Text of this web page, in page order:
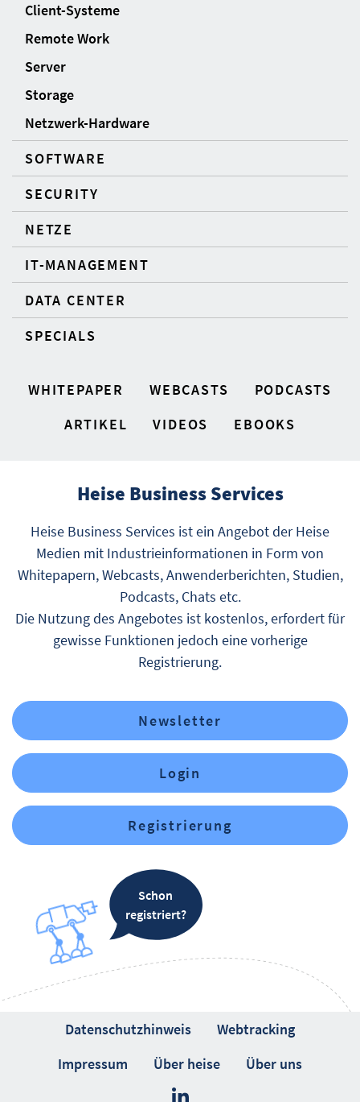
Client-Systeme
Remote Work
Server
Storage
Netzwerk-Hardware
SOFTWARE
SECURITY
NETZE
IT-MANAGEMENT
DATA CENTER
SPECIALS
WHITEPAPER WEBCASTS
PODCASTS
ARTIKEL
VIDEOS EBOOKS
Heise Business Services
Heise Business Services ist ein Angebot der Heise
Medien mit Industrieinformationen in Form von
Whitepapern, Webcasts, Anwenderberichten, Studien,
Podcasts, Chats etc.
Die Nutzung des Angebotes ist kostenlos, erfordert für
gewisse Funktionen jedoch eine vorherige
Registrierung.
Newsletter
Login
Registrierung
Schon
registriert?
Datenschutzhinweis
Webtracking
Impressum
Über heise Über uns